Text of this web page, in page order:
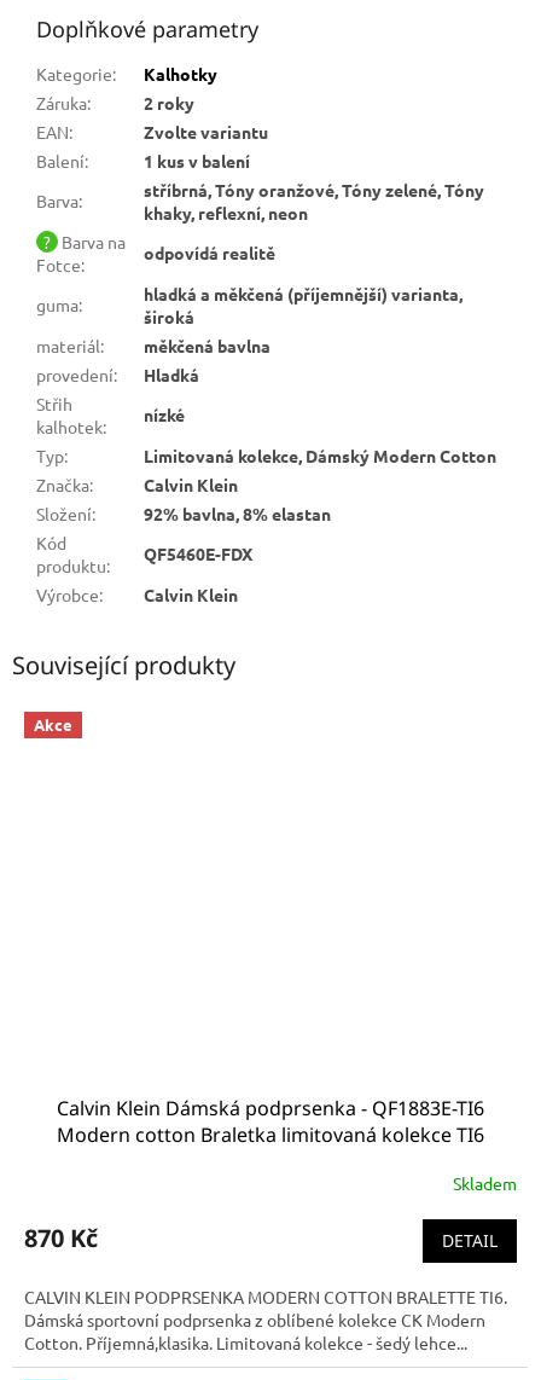
Doplňkové parametry
Kategorie:
Kalhotky
Záruka:
2 roky
EAN:
Zvolte variantu
Balení:
1 kus v balení
Barva:
stříbrná, Tóny oranžové, Tóny zelené, Tóny
khaky, reflexní, neon
? Barva na
Fotce:
odpovídá realitě
guma:
hladká a měkčená (příjemnější) varianta,
široká
materiál:
měkčená bavlna
provedení:
Hladká
Střih
kalhotek:
nízké
Typ:
Limitovaná kolekce, Dámský Modern Cotton
Značka:
Calvin Klein
Složení:
92% bavlna, 8% elastan
Kód
produktu:
QF5460E-FDX
Výrobce: Calvin Klein
Související produkty
Akce
Calvin Klein Dámská podprsenka - QF1883E-TI6
Modern cotton Braletka limitovaná kolekce TI6
Skladem
870 Kč DETAIL
CALVIN KLEIN PODPRSENKA MODERN COTTON BRALETTE TI6.
Dámská sportovní podprsenka z oblíbené kolekce CK Modern
Cotton. Příjemná,klasika. Limitovaná kolekce - šedý lehce...